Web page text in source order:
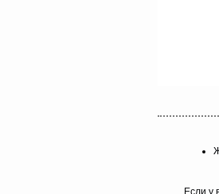
Если у